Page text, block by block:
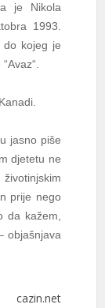
je Nikola
1993.
do kojeg je
jasno piše
djetetu ne
prije nego
da kažem,
objašnjava
cazin.net